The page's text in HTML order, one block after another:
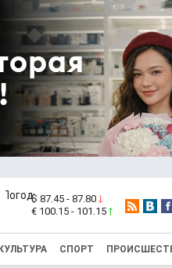
$ 87.45 - 87.80
€ 100.15 - 101.15
КУЛЬТУРА СПОРТ